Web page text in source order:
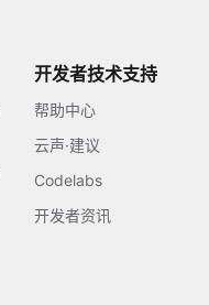
开发者技术支持
帮助中心
云声·建议
Codelabs
开发者资讯